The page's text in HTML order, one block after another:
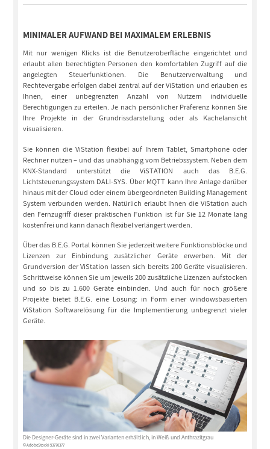
MINIMALER AUFWAND BEI MAXIMALEM ERLEBNIS
Mit nur wenigen Klicks ist die Benutzeroberfläche eingerichtet und
erlaubt allen berechtigten Personen den komfortablen Zugriff auf die
angelegten Steuerfunktionen. Die Benutzerverwaltung und
Rechtevergabe erfolgen dabei zentral auf der ViStation und erlauben es
Ihnen, einer unbegrenzten Anzahl von Nutzern individuelle
Berechtigungen zu erteilen. Je nach persönlicher Präferenz können Sie
Ihre Projekte in der Grundrissdarstellung oder als Kachelansicht
visualisieren.
Sie können die ViStation flexibel auf Ihrem Tablet, Smartphone oder
Rechner nutzen – und das unabhängig vom Betriebssystem. Neben dem
KNX-Standard unterstützt die ViSTATION auch das B.E.G.
Lichtsteuerungssystem DALI-SYS. Über MQTT kann Ihre Anlage darüber
hinaus mit der Cloud oder einem übergeordneten Building Management
System verbunden werden. Natürlich erlaubt Ihnen die ViStation auch
den Fernzugriff dieser praktischen Funktion ist für Sie 12 Monate lang
kostenfrei und kann danach flexibel verlängert werden.
Über das B.E.G. Portal können Sie jederzeit weitere Funktionsblöcke und
Lizenzen zur Einbindung zusätzlicher Geräte erwerben. Mit der
Grundversion der ViStation lassen sich bereits 200 Geräte visualisieren.
Schrittweise können Sie um jeweils 200 zusätzliche Lizenzen aufstocken
und so bis zu 1.600 Geräte einbinden. Und auch für noch größere
Projekte bietet B.E.G. eine Lösung: in Form einer windowsbasierten
ViStation Softwarelösung für die Implementierung unbegrenzt vieler
Geräte.
Die Designer-Geräte sind in zwei Varianten erhältlich, in Weiß und Anthrazitgrau
© AdobeStock I 53770377